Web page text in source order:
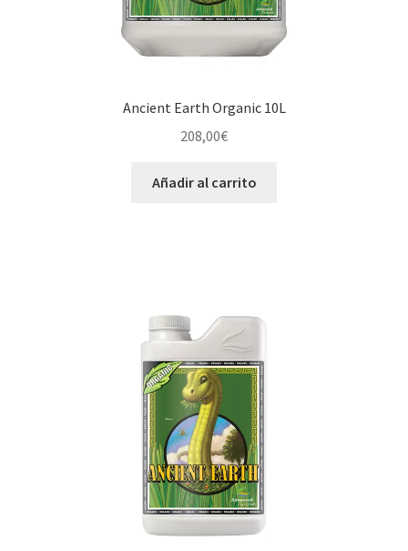
Ancient Earth Organic 10L
208,00€
Añadir al carrito